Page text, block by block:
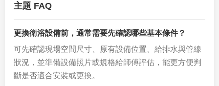
主題 FAQ
更換衛浴設備前，通常需要先確認哪些基本條件？
可先確認現場空間尺寸、原有設備位置、給排水與管線
狀況，並準備設備照片或規格給師傅評估，能更方便判
斷是否適合安裝或更換。